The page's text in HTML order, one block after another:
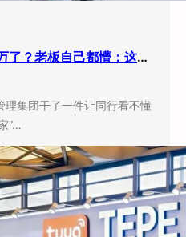
酒店的数据突然值3000万了？老板自己都懵：这玩意儿还能卖钱？
集团干了一件让同行看不懂
”…